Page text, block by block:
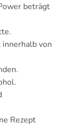
beträgt
von
Rezept